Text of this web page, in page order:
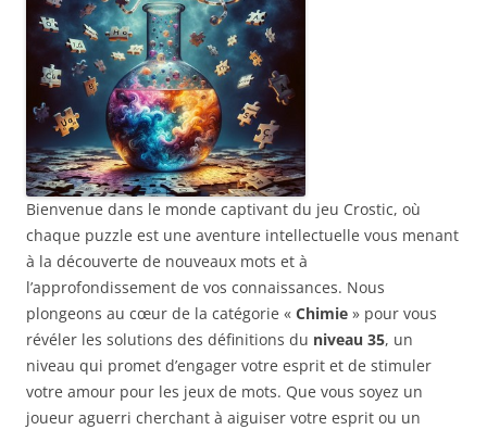
Bienvenue dans le monde captivant du jeu Crostic, où
chaque puzzle est une aventure intellectuelle vous menant
à la découverte de nouveaux mots et à
l’approfondissement de vos connaissances. Nous
plongeons au cœur de la catégorie « Chimie » pour vous
révéler les solutions des définitions du niveau 35, un
niveau qui promet d’engager votre esprit et de stimuler
votre amour pour les jeux de mots. Que vous soyez un
joueur aguerri cherchant à aiguiser votre esprit ou un